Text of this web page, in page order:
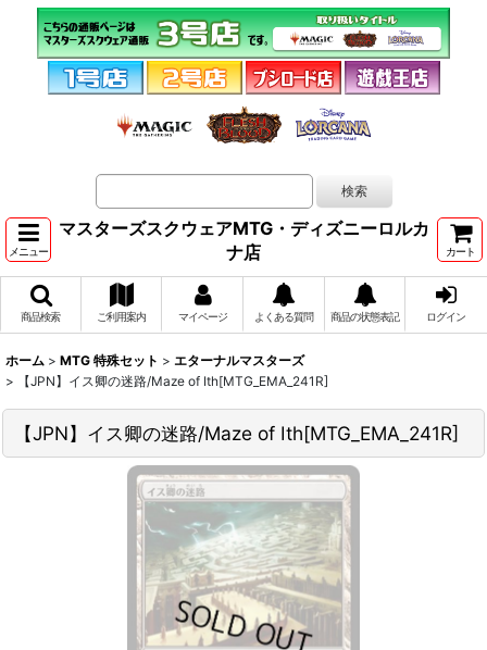
メニュー
マスターズスクウェアMTG・ディズニーロルカ
ナ店
カート
商品検索 ご利用案内 マイページ よくある質問 商品の状態表記 ログイン
ホーム > MTG 特殊セット > エターナルマスターズ
>
【JPN】イス卿の迷路/Maze of Ith[MTG_EMA_241R]
【JPN】イス卿の迷路/Maze of Ith[MTG_EMA_241R]